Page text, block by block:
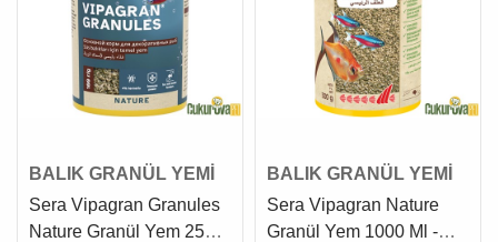
BALIK GRANÜL YEMİ
Sera Vipagran Granules
Nature Granül Yem 250
BALIK GRANÜL YEMİ
Sera Vipagran Nature
Granül Yem 1000 Ml -